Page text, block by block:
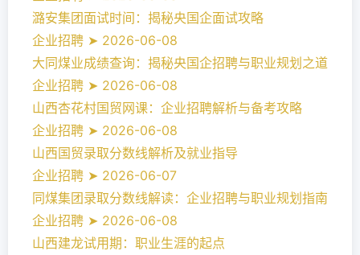
潞安集团面试时间：揭秘央国企面试攻略
企业招聘 ➤ 2026-06-08
大同煤业成绩查询：揭秘央国企招聘与职业规划之道
企业招聘 ➤ 2026-06-08
山西杏花村国贸网课：企业招聘解析与备考攻略
企业招聘 ➤ 2026-06-08
山西国贸录取分数线解析及就业指导
企业招聘 ➤ 2026-06-07
同煤集团录取分数线解读：企业招聘与职业规划指南
企业招聘 ➤ 2026-06-08
山西建龙试用期：职业生涯的起点